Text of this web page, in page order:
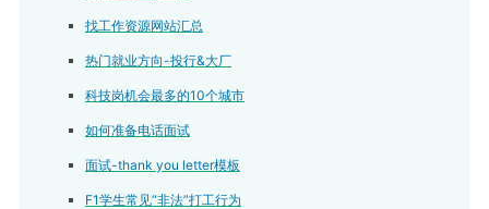
找工作资源网站汇总
热门就业方向-投行&大厂
科技岗机会最多的10个城市
如何准备电话面试
面试-thank you letter模板
F1学生常见“非法”打工行为